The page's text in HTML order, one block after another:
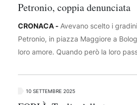
Petronio, coppia denunciata
CRONACA - Avevano scelto i
Petronio, in piazza Maggiore a
loro amore. Quando però la loro
che li hanno denunciati per atti
A darne notizia è Il Resto del
10 SETTEMBRE 2025